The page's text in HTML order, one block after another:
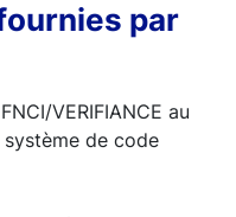
par
VERIFIANCE au
de code